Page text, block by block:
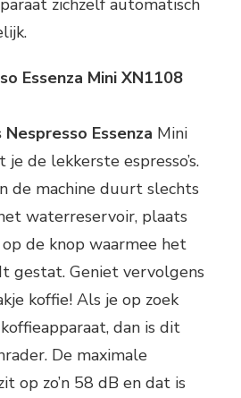
Essenza Mini XN1108
Nespresso Essenza Mini
de lekkerste espresso’s.
de machine duurt slechts
waterreservoir, plaats
de knop waarmee het
gestat. Geniet vervolgens
koffie! Als je op zoek
dan is dit
De maximale
op zo’n 58 dB en dat is